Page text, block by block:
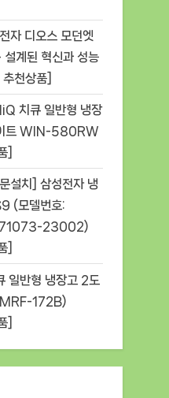
자 디오스 모던엣
계된 혁신과 성능
천상품]
치큐 일반형 냉장
트 WIN-580RW
]
설치] 삼성전자 냉
(모델번호:
23002)
]
일반형 냉장고 2도
MRF-172B)
]